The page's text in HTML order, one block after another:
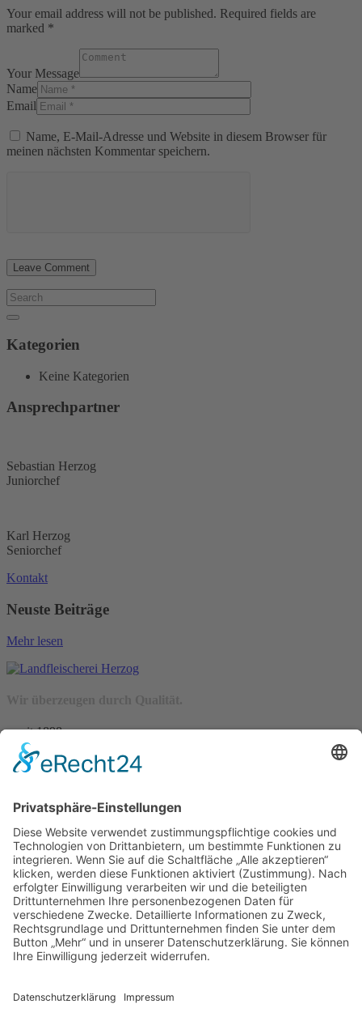
Your email address will not be published. Required fields are
marked *
Your Message
Name
Email
Name, E-Mail-Adresse und Website in diesem Browser für
meinen nächsten Kommentar speichern.
Kategorien
Keine Kategorien
Ansprechpartner
Sebastian Herzog
Juniorchef
Karl Herzog
Seniorchef
Kontakt
Neuste Beiträge
Mehr lesen
– seit 1898 –
Wir freuen uns auf Sie:
Landfleischerei & Catering Karl Herzog
Leutersdorfer Str. 6
02794 Spitzkunnersdorf
Tel.: 03586 / 38 62 96
Fax: 03586 / 78 93 32
Startseite
Onlineshop